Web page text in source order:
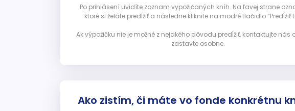
Po prihlásení uvidíte zoznam vypožičaných kníh. Na ľavej strane
ktoré si želáte predĺžiť a následne kliknite na modré tlačidlo “Predĺžiť
Ak výpožičku nie je možné z nejakého dôvodu predĺžiť, kontaktujte nás
zastavte osobne.
Ako zistím, či máte vo fonde konkrétnu